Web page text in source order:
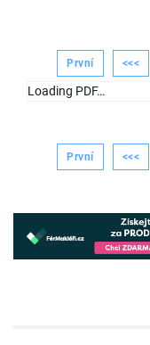
První <<<
Loading PDF…
První <<<